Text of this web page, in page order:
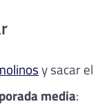
y sacar el
media: